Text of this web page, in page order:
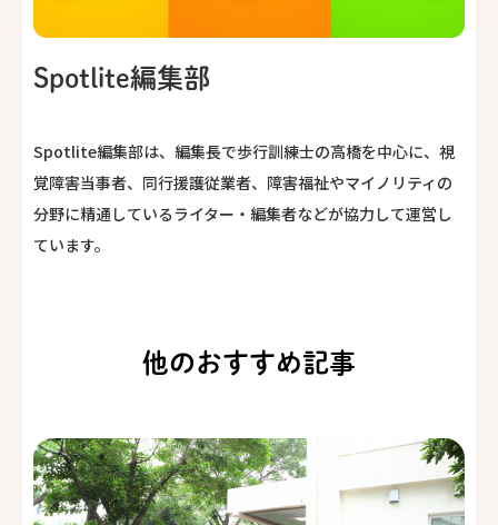
Spotlite編集部
Spotlite編集部は、編集長で歩行訓練士の高橋を中心に、視
覚障害当事者、同行援護従業者、障害福祉やマイノリティの
分野に精通しているライター・編集者などが協力して運営し
ています。
他のおすすめ記事